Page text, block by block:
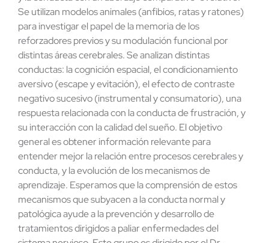
Contacto
Se utilizan modelos animales (anfibios, ratas y ratones)
para investigar el papel de la memoria de los
reforzadores previos y su modulación funcional por
distintas áreas cerebrales. Se analizan distintas
conductas: la cognición espacial, el condicionamiento
aversivo (escape y evitación), el efecto de contraste
negativo sucesivo (instrumental y consumatorio), una
respuesta relacionada con la conducta de frustración, y
su interacción con la calidad del sueño. El objetivo
general es obtener información relevante para
entender mejor la relación entre procesos cerebrales y
conducta, y la evolución de los mecanismos de
aprendizaje. Esperamos que la comprensión de estos
mecanismos que subyacen a la conducta normal y
patológica ayude a la prevención y desarrollo de
tratamientos dirigidos a paliar enfermedades del